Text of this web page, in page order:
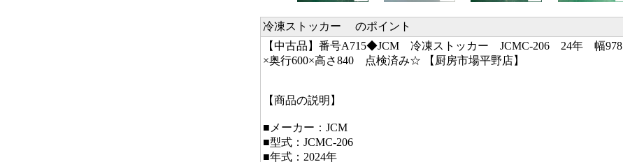
冷凍ストッカー のポイント
【中古品】番号A715◆JCM 冷凍ストッカー JCMC-206 24年 幅978
×奥行600×高さ840 点検済み☆ 【厨房市場平野店】
【商品の説明】
■メーカー：JCM
■型式：JCMC-206
■年式：2024年